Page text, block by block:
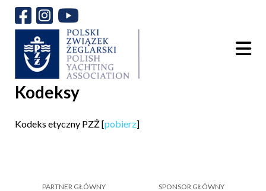
Kodeksy
Kodeks etyczny PZŻ [pobierz]
PARTNER GŁÓWNY SPONSOR GŁÓWNY